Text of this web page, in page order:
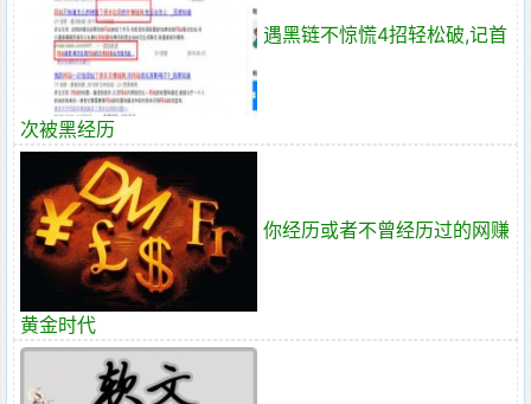
遇黑链不惊慌4招轻松破,记首
次被黑经历
你经历或者不曾经历过的网赚
黄金时代